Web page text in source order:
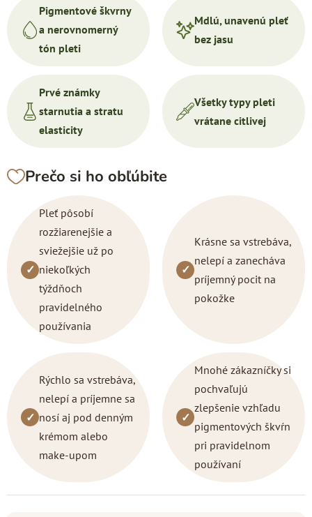
Pigmentové škvrny
a nerovnomerný
tón pleti
Mdlú, unavenú pleť
bez jasu
Prvé známky
starnutia a stratu
elasticity
Všetky typy pleti
vrátane citlivej
Prečo si ho obľúbite
✓
Pleť pôsobí
rozžiarenejšie a
sviežejšie už po
niekoľkých
týždňoch
pravidelného
používania
✓
Krásne sa vstrebáva,
nelepí a zanecháva
príjemný pocit na
pokožke
✓
Rýchlo sa vstrebáva,
nelepí a príjemne sa
nosí aj pod denným
krémom alebo
make-upom
✓
Mnohé zákazníčky si
pochvaľujú
zlepšenie vzhľadu
pigmentových škvŕn
pri pravidelnom
používaní